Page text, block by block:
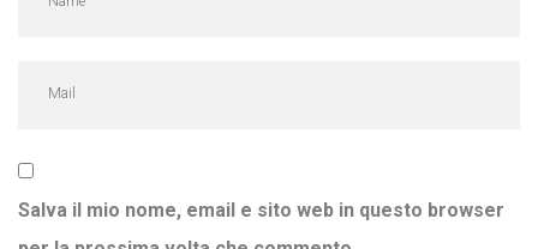
Salva il mio nome, email e sito web in questo browser